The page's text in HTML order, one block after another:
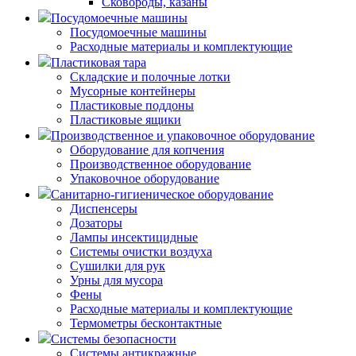
Посудомоечные машины
Посудомоечные машины
Расходные материалы и комплектующие
Пластиковая тара
Складские и полочные лотки
Мусорные контейнеры
Пластиковые поддоны
Пластиковые ящики
Производственное и упаковочное оборудование
Оборудование для копчения
Производственное оборудование
Упаковочное оборудование
Санитарно-гигиеническое оборудование
Диспенсеры
Дозаторы
Лампы инсектицидные
Системы очистки воздуха
Сушилки для рук
Урны для мусора
Фены
Расходные материалы и комплектующие
Термометры бесконтактные
Системы безопасности
Системы антикражные